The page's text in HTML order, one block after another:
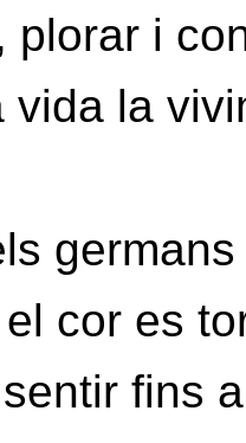
plorar i
vida la
cor es
fins